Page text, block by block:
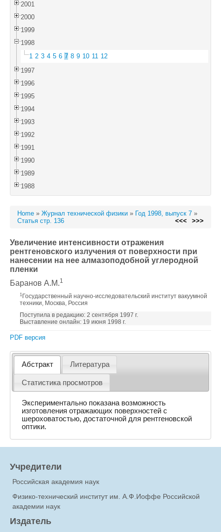
2001
2000
1999
1998
1 2 3 4 5 6 7 8 9 10 11 12
1997
1996
1995
1994
1993
1992
1991
1990
1989
1988
Home » Журнал технической физики » Год 1998, выпуск 7 »
Статья стр. 136
<<< >>>
Увеличение интенсивности отражения
рентгеновского излучения от поверхности при
нанесении на нее алмазоподобной углеродной
пленки
Баранов А.М.1
1 Государственный научно-исследовательский институт вакуумной
техники, Москва, Россия
Поступила в редакцию: 2 сентября 1997 г.
Выставление онлайн: 19 июня 1998 г.
PDF версия
Абстракт Литература
Статистика просмотров
Экспериментально показана возможность
изготовления отражающих поверхностей с
шероховатостью, достаточной для рентгеновской
оптики.
Учредители
Российская академия наук
Физико-технический институт им. А.Ф.Иоффе Российской
академии наук
Издатель